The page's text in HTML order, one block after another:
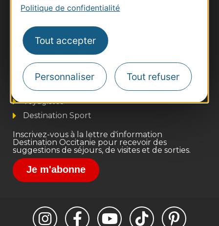
Politique de confidentialité
Tout accepter
Personnaliser Tout refuser
Thermalisme
Pros d'Occitanie
Site presse et d'influence
Voyagistes
Destination Sport
Inscrivez-vous à la lettre d'information
Destination Occitanie pour recevoir des
suggestions de séjours, de visites et de sorties.
Je m'abonne